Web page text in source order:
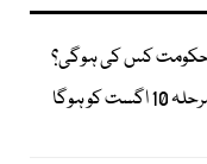
حکومت کس کی ہوگی؟
کو ہوگا